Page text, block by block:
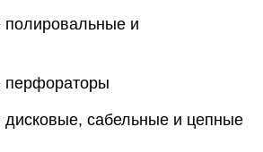
полировальные и
перфораторы
дисковые, сабельные и цепные